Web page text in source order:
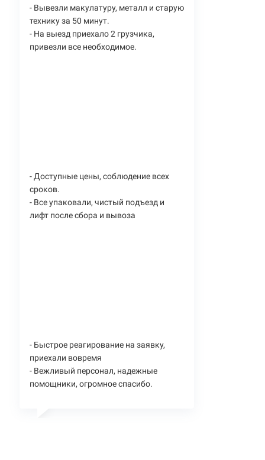
- Вывезли макулатуру, металл и старую
технику за 50 минут.
- На выезд приехало 2 грузчика,
привезли все необходимое.
- Доступные цены, соблюдение всех
сроков.
- Все упаковали, чистый подъезд и
лифт после сбора и вывоза
- Быстрое реагирование на заявку,
приехали вовремя
- Вежливый персонал, надежные
помощники, огромное спасибо.